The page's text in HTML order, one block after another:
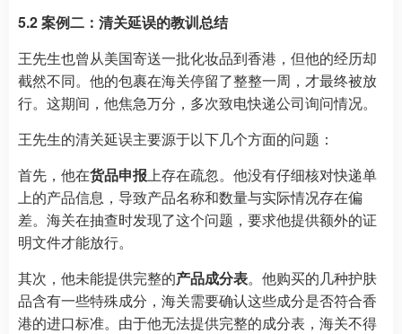
5.2 案例二：清关延误的教训总结
王先生也曾从美国寄送一批化妆品到香港，但他的经历却
截然不同。他的包裹在海关停留了整整一周，才最终被放
行。这期间，他焦急万分，多次致电快递公司询问情况。
王先生的清关延误主要源于以下几个方面的问题：
首先，他在货品申报上存在疏忽。他没有仔细核对快递单
上的产品信息，导致产品名称和数量与实际情况存在偏
差。海关在抽查时发现了这个问题，要求他提供额外的证
明文件才能放行。
其次，他未能提供完整的产品成分表。他购买的几种护肤
品含有一些特殊成分，海关需要确认这些成分是否符合香
港的进口标准。由于他无法提供完整的成分表，海关不得